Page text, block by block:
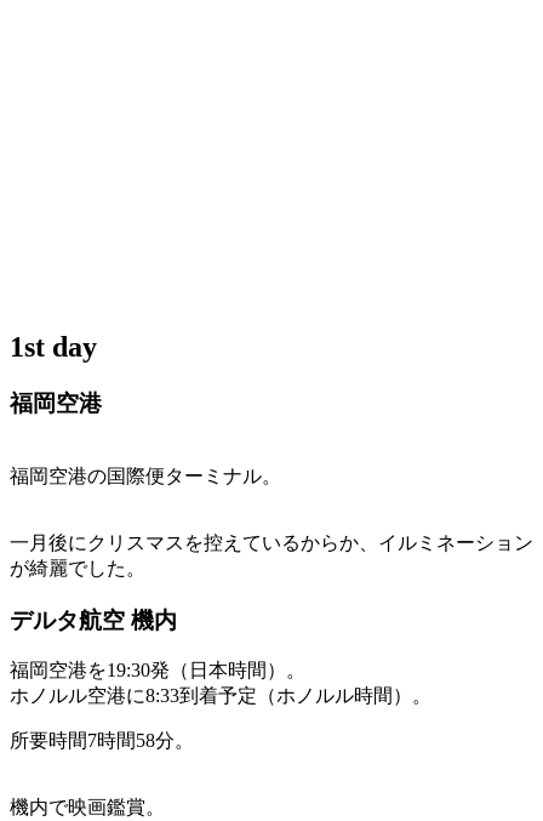
1st day
福岡空港
福岡空港の国際便ターミナル。
一月後にクリスマスを控えているからか、イルミネーション
が綺麗でした。
デルタ航空 機内
福岡空港を19:30発（日本時間）。
ホノルル空港に8:33到着予定（ホノルル時間）。
所要時間7時間58分。
機内で映画鑑賞。